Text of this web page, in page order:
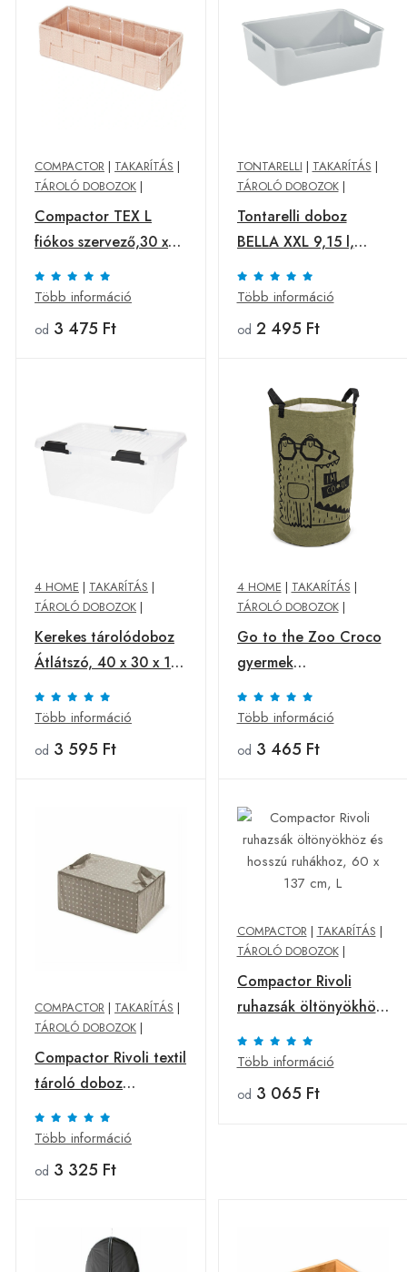
COMPACTOR | TAKARÍTÁS |
TÁROLÓ DOBOZOK |
Compactor TEX L
fiókos szervező,30 x
12 x 7 cm, rózsaszín,
rózsaszín, L
Több információ
od 3 475 Ft
TONTARELLI | TAKARÍTÁS |
TÁROLÓ DOBOZOK|
Tontarelli doboz
BELLA XXL 9,15 l,
szürke, szürke
Több információ
od 2 495 Ft
4 HOME | TAKARÍTÁS |
TÁROLÓ DOBOZOK |
Kerekes tárolódoboz
Átlátszó, 40 x 30 x 17
cm
Több információ
od 3 595 Ft
4 HOME | TAKARÍTÁS |
TÁROLÓ DOBOZOK|
Go to the Zoo Croco
gyermek
szennyeskosár, 48 x
30 cm
Több információ
od 3 465 Ft
COMPACTOR | TAKARÍTÁS |
TÁROLÓ DOBOZOK |
Compactor Rivoli textil
tároló doboz
paplanhoz70 x 50 x 30
cm, barna
Több információ
od 3 325 Ft
COMPACTOR| TAKARÍTÁS |
TÁROLÓ DOBOZOK|
Compactor Rivoli
ruhazsák öltönyökhöz
és hosszú ruhákhoz,
60 x 137 cm, L
Több információ
od 3 065 Ft